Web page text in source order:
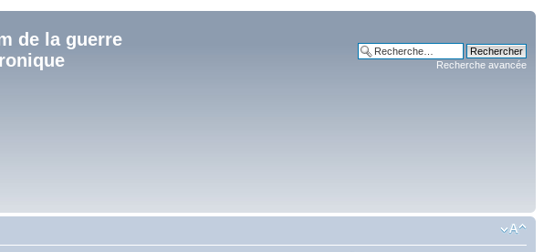
de la guerre
Recherche avancée